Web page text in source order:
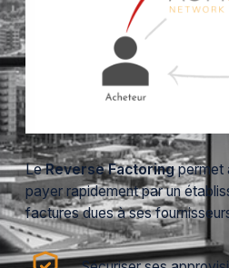
LeReverse Factoringpermet
payer rapidement par un
factures dues à ses